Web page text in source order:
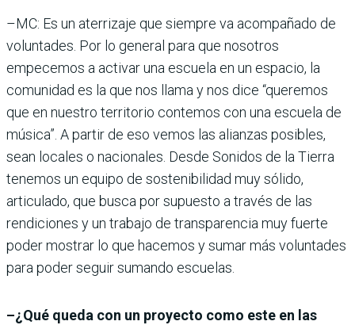
–MC: Es un aterrizaje que siempre va acompañado de
voluntades. Por lo general para que nosotros
empecemos a activar una escuela en un espacio, la
comunidad es la que nos llama y nos dice “queremos
que en nuestro territorio contemos con una escuela de
música”. A partir de eso vemos las alianzas posibles,
sean locales o nacionales. Desde Sonidos de la Tierra
tenemos un equipo de sostenibilidad muy sólido,
articulado, que busca por supuesto a través de las
rendiciones y un trabajo de transparencia muy fuerte
poder mostrar lo que hacemos y sumar más voluntades
para poder seguir sumando escuelas.
–¿Qué queda con un proyecto como este en las